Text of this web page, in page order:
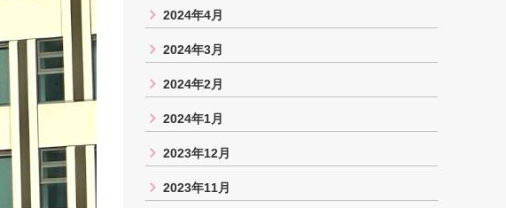
2024年4月
2024年3月
2024年2月
2024年1月
2023年12月
2023年11月